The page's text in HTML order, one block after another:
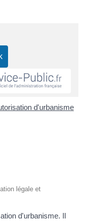
d'urbanisme
légale et
d'urbanisme. Il